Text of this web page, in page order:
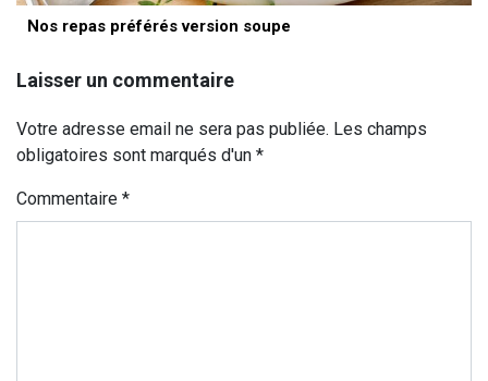
Nos repas préférés version soupe
Laisser un commentaire
Votre adresse email ne sera pas publiée. Les champs
obligatoires sont marqués d'un *
Commentaire *